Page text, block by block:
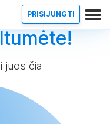
PRISIJUNGTI
juos čia